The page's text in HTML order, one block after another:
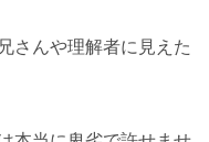
さんや理解者に見えた